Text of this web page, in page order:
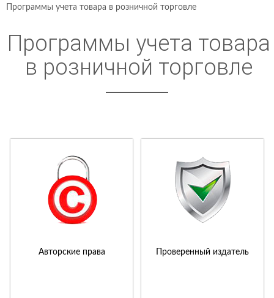
Программы учета товара в розничной торговле
Программы учета товара
в розничной торговле
Авторские права Проверенный издатель